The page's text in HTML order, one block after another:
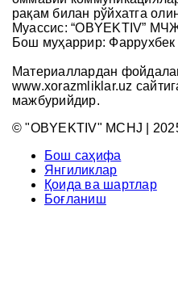
рақам билан рўйхатга
Муассис: “OBYEKTIV”
Бош муҳаррир:
Материаллардан
www.xorazmliklar.uz
мажбурийдир.
© "OBYEKTIV" MCHJ |
Бош саҳифа
Янгиликлар
Қоида ва шартлар
Боғланиш